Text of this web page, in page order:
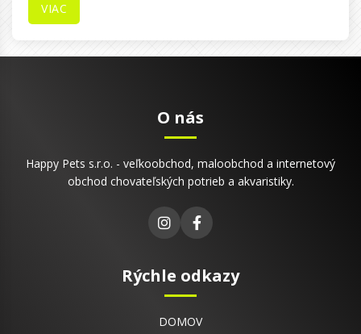
VIAC
O nás
Happy Pets s.r.o. - veľkoobchod, maloobchod a internetový
obchod chovateľských potrieb a akvaristiky.
Rýchle odkazy
DOMOV